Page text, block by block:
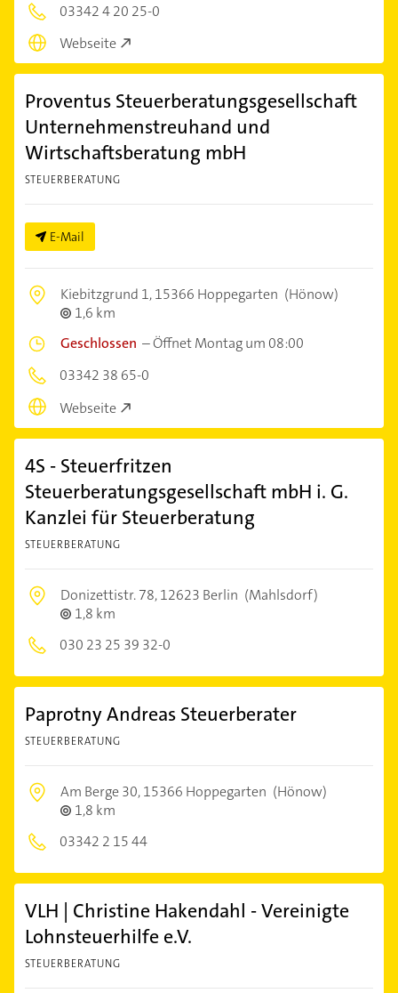
03342 4 20 25-0
Webseite
Proventus Steuerberatungsgesellschaft
Unternehmenstreuhand und
Wirtschaftsberatung mbH
STEUERBERATUNG
E-Mail
Kiebitzgrund 1,15366 Hoppegarten (Hönow)
1,6 km
Geschlossen –Öffnet Montag um 08:00
03342 38 65-0
Webseite
4S - Steuerfritzen
Steuerberatungsgesellschaft mbH i. G.
Kanzlei für Steuerberatung
STEUERBERATUNG
Donizettistr. 78,12623 Berlin (Mahlsdorf)
1,8 km
030 23 25 39 32-0
Paprotny Andreas Steuerberater
STEUERBERATUNG
Am Berge 30,15366 Hoppegarten (Hönow)
1,8 km
03342 2 15 44
VLH | Christine Hakendahl - Vereinigte
Lohnsteuerhilfe e.V.
STEUERBERATUNG